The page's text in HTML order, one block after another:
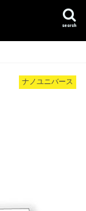
search
ナノユニバース